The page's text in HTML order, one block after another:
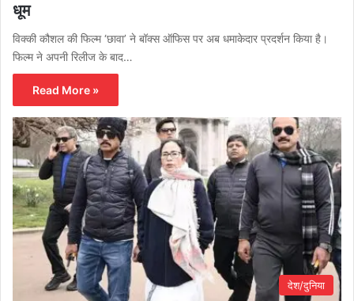
धूम
विक्की कौशल की फिल्म ‘छावा’ ने बॉक्स ऑफिस पर अब धमाकेदार प्रदर्शन किया है।
फिल्म ने अपनी रिलीज के बाद…
Read More »
देश/दुनिया